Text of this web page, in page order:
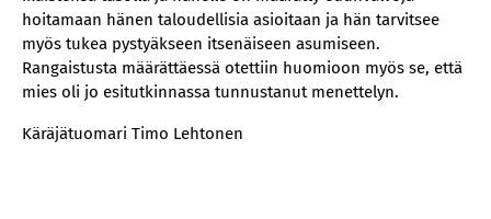
hoitamaan hänen taloudellisia asioitaan ja hän tarvitsee
myös tukea pystyäkseen itsenäiseen asumiseen.
Rangaistusta määrättäessä otettiin huomioon myös se, että
mies oli jo esitutkinnassa tunnustanut menettelyn.
Käräjätuomari Timo Lehtonen